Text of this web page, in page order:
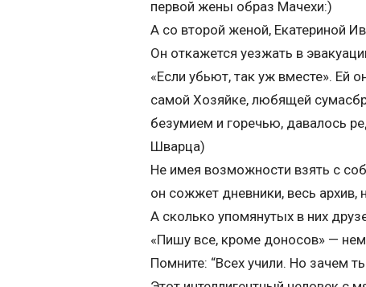
первой жены образ Мачехи:)
А со второй женой, Екатериной
Он откажется уезжать в
«Если убьют, так уж вместе». Ей
самой Хозяйке, любящей
безумием и горечью, давалось
Шварца)
Не имея возможности взять с
он сожжет дневники, весь архив,
А сколько упомянутых в них
«Пишу все, кроме доносов» —
Помните: “Всех учили. Но зачем